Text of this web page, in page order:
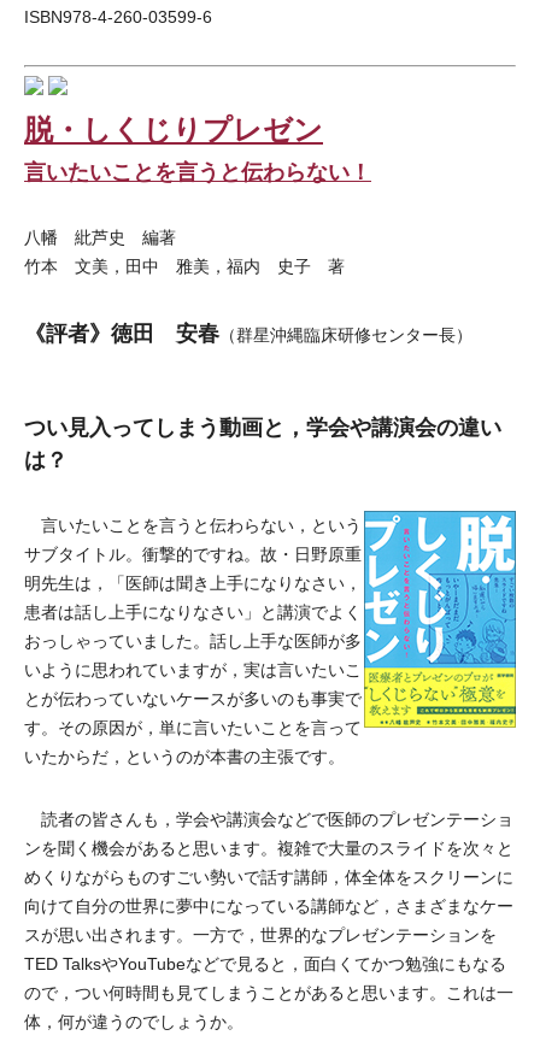
ISBN978-4-260-03599-6
脱・しくじりプレゼン
言いたいことを言うと伝わらない！
八幡 紕芦史 編著
竹本 文美，田中 雅美，福内 史子 著
《評者》徳田 安春 （群星沖縄臨床研修センター長）
つい見入ってしまう動画と，学会や講演会の違い
は？
言いたいことを言うと伝わらない，という
サブタイトル。衝撃的ですね。故・日野原重
明先生は，「医師は聞き上手になりなさい，
患者は話し上手になりなさい」と講演でよく
おっしゃっていました。話し上手な医師が多
いように思われていますが，実は言いたいこ
とが伝わっていないケースが多いのも事実で
す。その原因が，単に言いたいことを言って
いたからだ，というのが本書の主張です。
読者の皆さんも，学会や講演会などで医師のプレゼンテーショ
ンを聞く機会があると思います。複雑で大量のスライドを次々と
めくりながらものすごい勢いで話す講師，体全体をスクリーンに
向けて自分の世界に夢中になっている講師など，さまざまなケー
スが思い出されます。一方で，世界的なプレゼンテーションを
TED TalksやYouTubeなどで見ると，面白くてかつ勉強にもなる
ので，つい何時間も見てしまうことがあると思います。これは一
体，何が違うのでしょうか。